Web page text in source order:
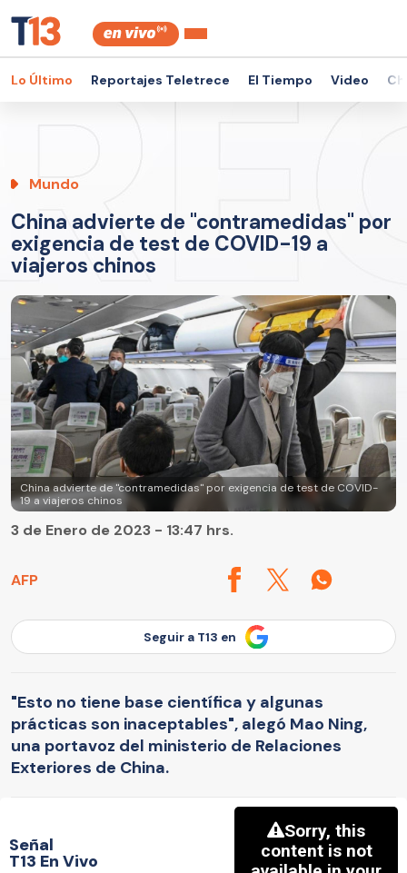
Lo Último Reportajes Teletrece El Tiempo Video
Mundo
China advierte de "contramedidas" por
exigencia de test de COVID-19 a
viajeros chinos
China advierte de "contramedidas" por exigencia de test de COVID-
19 a viajeros chinos
AFP
3 de Enero de 2023 - 13:47 hrs.
Seguir a T13 en
"Esto no tiene base científica y algunas
prácticas son inaceptables", alegó Mao Ning,
una portavoz del ministerio de Relaciones
Exteriores de China.
Señal
T13 En Vivo